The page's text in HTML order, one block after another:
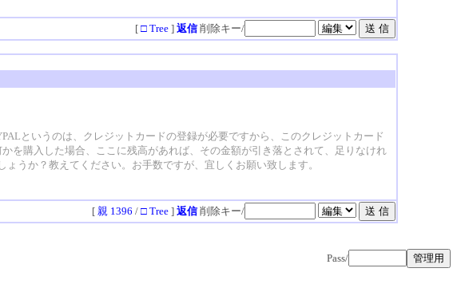
[ □ Tree] 返信 削除キー/
というのは、クレジットカードの登録が必要ですから、このクレジットカード
を購入した場合、ここに残高があれば、その金額が引き落とされて、足りなけれ
うか？教えてください。お手数ですが、宜しくお願い致します。
[ 親 1396 / □ Tree] 返信 削除キー/
Pass/